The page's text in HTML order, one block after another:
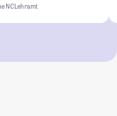
NCLehramt